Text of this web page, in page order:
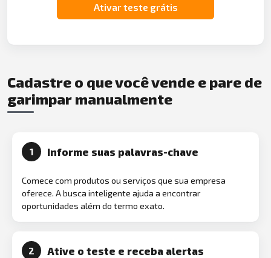
Ativar teste grátis
Cadastre o que você vende e pare de
garimpar manualmente
1 Informe suas palavras-chave
Comece com produtos ou serviços que sua empresa
oferece. A busca inteligente ajuda a encontrar
oportunidades além do termo exato.
2 Ative o teste e receba alertas